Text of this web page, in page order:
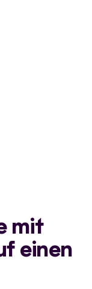
mit
einen